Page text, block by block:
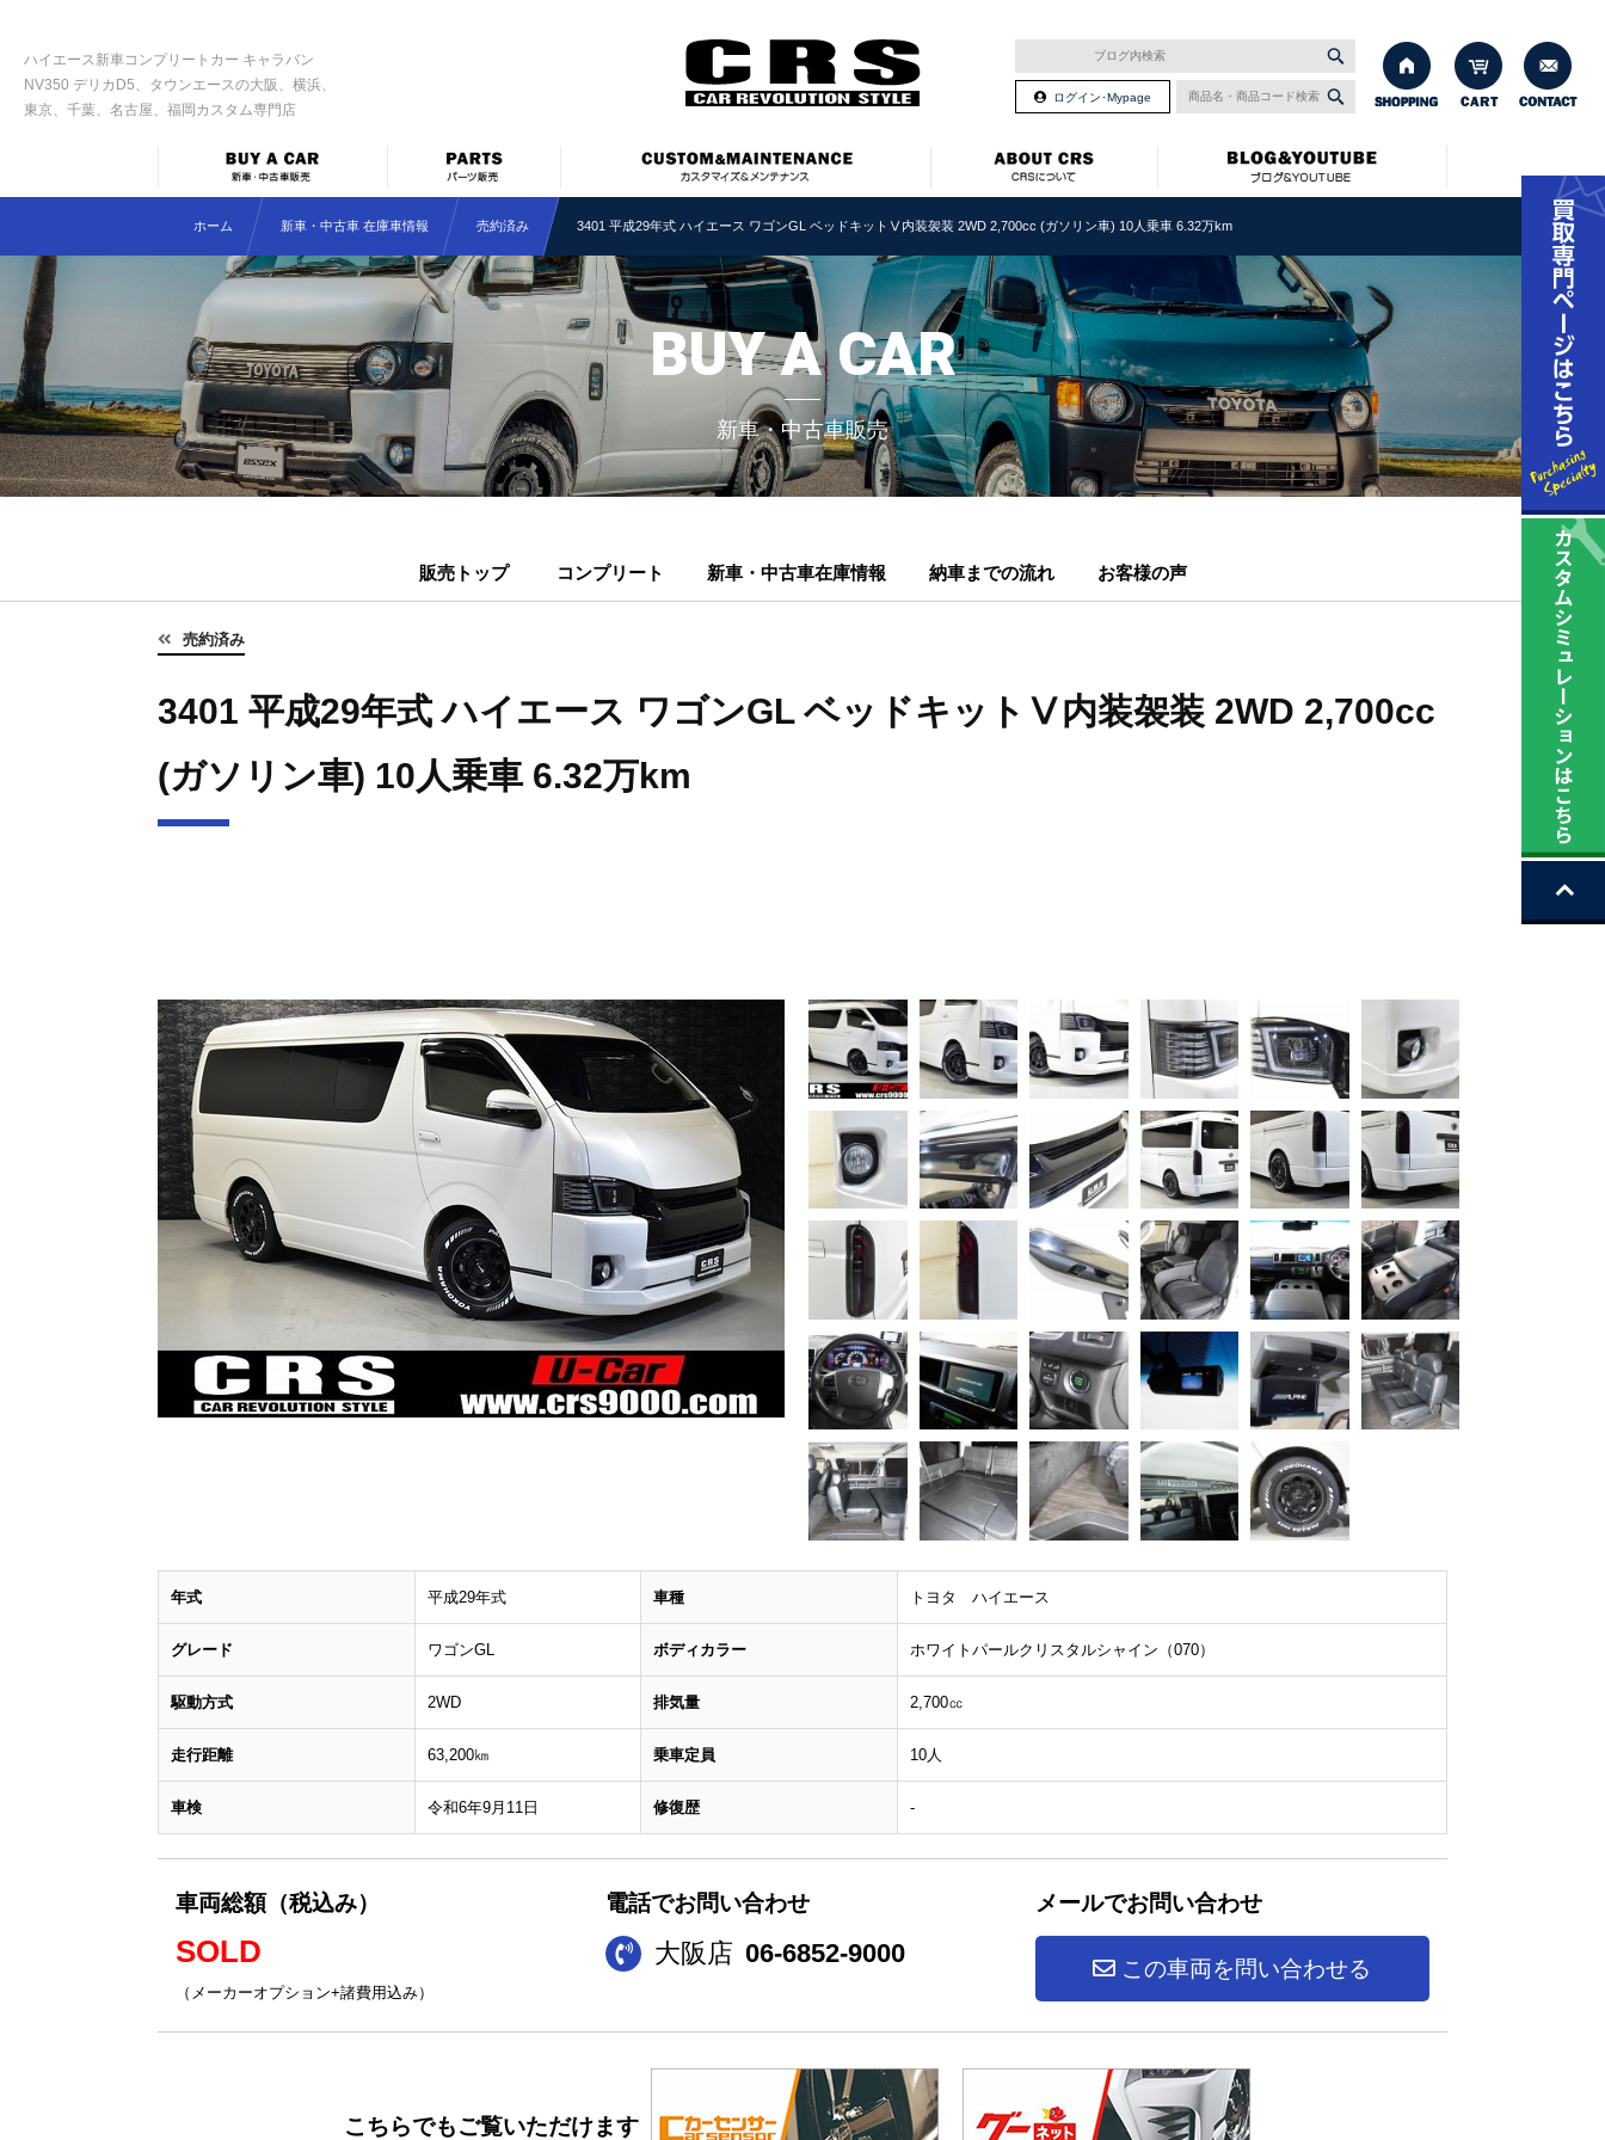
ハイエース新車コンプリートカー キャラバン
NV350 デリカD5、タウンエースの大阪、横浜、
東京、千葉、名古屋、福岡カスタム専門店
ログイン･Mypage
ホーム 新車・中古車 在庫車情報 売約済み 3401 平成29年式 ハイエース ワゴンGL ベッドキットⅤ内装袈装 2WD 2,700cc (ガソリン車) 10人乗車 6.32万km
BUY A CAR
新車・中古車販売
販売トップ コンプリート 新車・中古車在庫情報 納車までの流れ お客様の声
売約済み
3401 平成29年式 ハイエース ワゴンGL ベッドキットⅤ内装袈装 2WD 2,700cc
(ガソリン車) 10人乗車 6.32万km
年式 平成29年式 車種 トヨタ ハイエース
グレード ワゴンGL ボディカラー ホワイトパールクリスタルシャイン（070）
駆動方式 2WD 排気量 2,700㏄
走行距離 63,200㎞ 乗車定員 10人
車検 令和6年9月11日 修復歴 -
車両総額（税込み）
SOLD
（メーカーオプション+諸費用込み）
電話でお問い合わせ
大阪店 06-6852-9000
メールでお問い合わせ
この車両を問い合わせる
こちらでもご覧いただけます